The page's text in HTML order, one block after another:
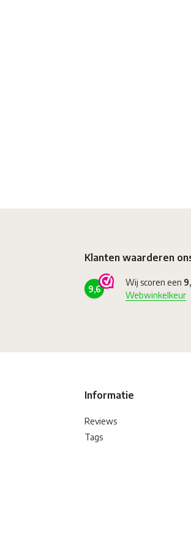
Klanten waarderen
9,6
Wij scoren een
Webwinkelkeur
Informatie
Reviews
Tags